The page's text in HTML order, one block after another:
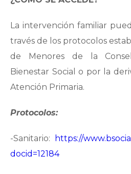
La intervención familiar
través de los protocolos
de Menores de la
Bienestar Social o por la
Atención Primaria.
Protocolos:
-Sanitario:
https://
docid=12184